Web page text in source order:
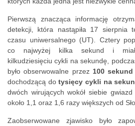
Pierwszą znacząca informację
detekcji, która nastąpiła 17 sierpnia
czasu uniwersalnego (UT). Cztery
co najwyżej kilka sekund i
kilkudziesięciu cykli na sekundę,
było obserwowalne przez 100 sekund
dochodzącą dotysięcy cykli na
dwóch wirujących wokół siebie
około 1,1 oraz 1,6 razy większych od
Zaobserwowane zjawisko było